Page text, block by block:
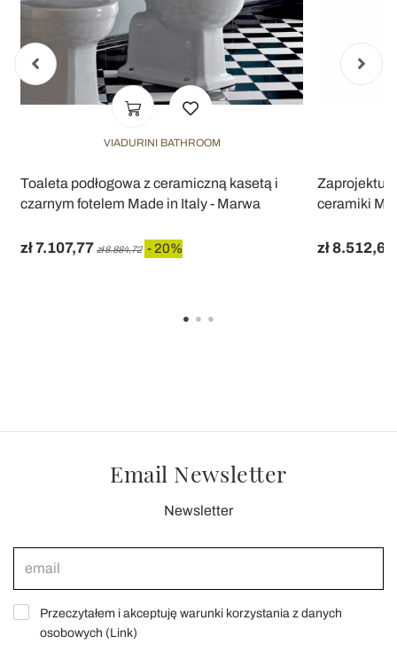
VIADURINI BATHROOM
Toaleta podłogowa z ceramiczną kasetą i
czarnym fotelem Made in Italy - Marwa
zł 7.107,77 zł 8.884,72 - 20%
Zaprojektuj
ceramiki
zł 8.512,64
Email Newsletter
Newsletter
Przeczytałem i akceptuję warunki korzystania z danych
osobowych (Link)